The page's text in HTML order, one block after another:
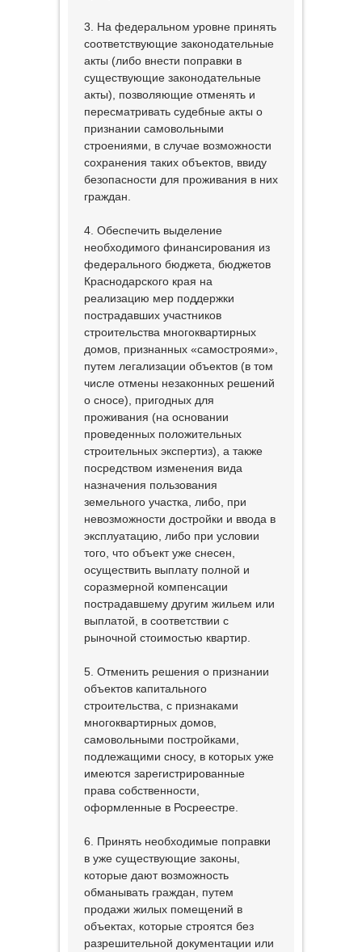
3. На федеральном уровне принять
соответствующие законодательные
акты (либо внести поправки в
существующие законодательные
акты), позволяющие отменять и
пересматривать судебные акты о
признании самовольными
строениями, в случае возможности
сохранения таких объектов, ввиду
безопасности для проживания в них
граждан.
4. Обеспечить выделение
необходимого финансирования из
федерального бюджета, бюджетов
Краснодарского края на
реализацию мер поддержки
пострадавших участников
строительства многоквартирных
домов, признанных «самостроями»,
путем легализации объектов (в том
числе отмены незаконных решений
о сносе), пригодных для
проживания (на основании
проведенных положительных
строительных экспертиз), а также
посредством изменения вида
назначения пользования
земельного участка, либо, при
невозможности достройки и ввода в
эксплуатацию, либо при условии
того, что объект уже снесен,
осуществить выплату полной и
соразмерной компенсации
пострадавшему другим жильем или
выплатой, в соответствии с
рыночной стоимостью квартир.
5. Отменить решения о признании
объектов капитального
строительства, с признаками
многоквартирных домов,
самовольными постройками,
подлежащими сносу, в которых уже
имеются зарегистрированные
права собственности,
оформленные в Росреестре.
6. Принять необходимые поправки
в уже существующие законы,
которые дают возможность
обманывать граждан, путем
продажи жилых помещений в
объектах, которые строятся без
разрешительной документации или